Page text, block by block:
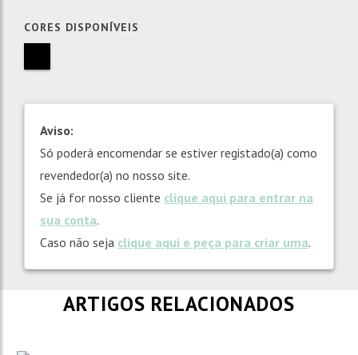
CORES DISPONÍVEIS
Aviso:
Só poderá encomendar se estiver registado(a) como
revendedor(a) no nosso site.
Se já for nosso cliente clique aqui para entrar na
sua conta.
Caso não seja clique aqui e peça para criar uma.
ARTIGOS RELACIONADOS